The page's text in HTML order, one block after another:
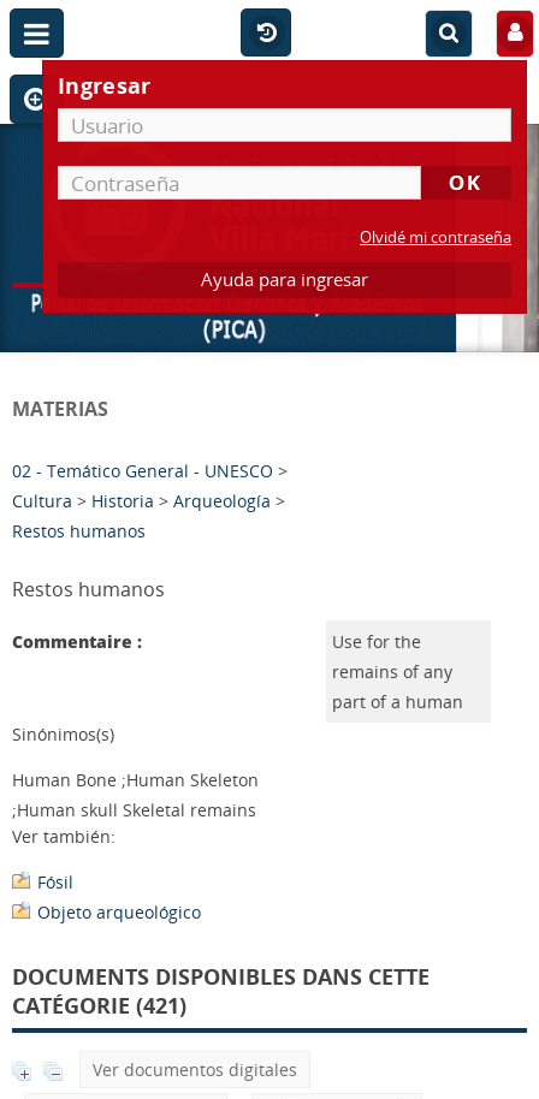
Ingresar
Olvidé mi contraseña
Ayuda para ingresar
MATERIAS
02 - Temático General - UNESCO >
Cultura > Historia > Arqueología >
Restos humanos
Restos humanos
Commentaire :
Use for the
remains of any
part of a human
Sinónimos(s)
Human Bone ;Human Skeleton
;Human skull Skeletal remains
Ver también:
Fósil
Objeto arqueológico
DOCUMENTS DISPONIBLES DANS CETTE
CATÉGORIE (421)
Ver documentos digitales